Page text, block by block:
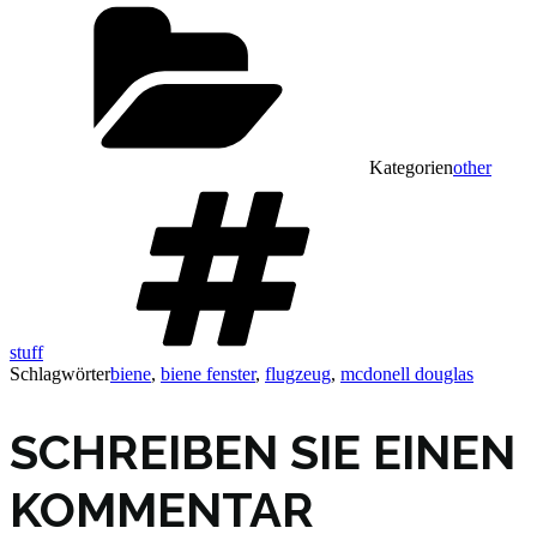
Kategorienother
stuff
Schlagwörterbiene, biene fenster, flugzeug, mcdonell douglas
SCHREIBEN SIE EINEN
KOMMENTAR